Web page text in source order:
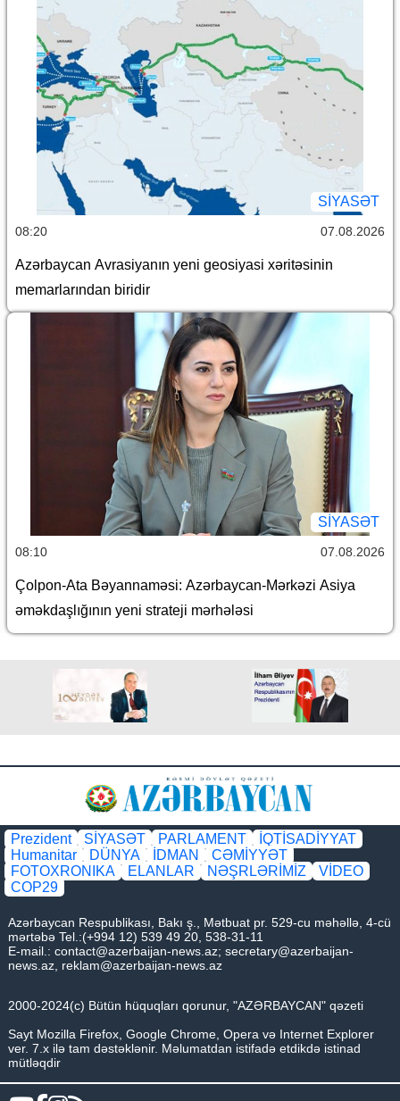
SİYASƏT
08:20 07.08.2026
Azərbaycan Avrasiyanın yeni geosiyasi xəritəsinin
memarlarından biridir
SİYASƏT
08:10 07.08.2026
Çolpon-Ata Bəyannaməsi: Azərbaycan-Mərkəzi Asiya
əməkdaşlığının yeni strateji mərhələsi
Prezident SİYASƏT PARLAMENT
İQTİSADİYYAT
Humanitar
DÜNYA İDMAN
CƏMİYYƏT
FOTOXRONIKA
ELANLAR NƏŞRLƏRİMİZ
VİDEO
COP29
Azərbaycan Respublikası, Bakı ş., Mətbuat pr. 529-cu məhəllə, 4-cü
mərtəbə Tel.:(+994 12) 539 49 20, 538-31-11
E-mail.: contact@azerbaijan-news.az; secretary@azerbaijan-
news.az, reklam@azerbaijan-news.az
2000-2024(c) Bütün hüquqları qorunur, "AZƏRBAYCAN" qəzeti
Sayt Mozilla Firefox, Google Chrome, Opera və Internet Explorer
ver. 7.x ilə tam dəstəklənir. Məlumatdan istifadə etdikdə istinad
mütləqdir